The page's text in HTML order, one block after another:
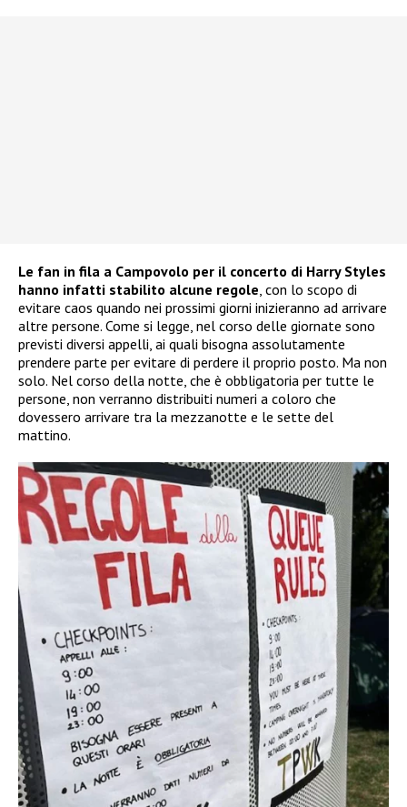
Le fan in fila a Campovolo per il concerto di Harry Styles
hanno infatti stabilito alcune regole, con lo scopo di
evitare caos quando nei prossimi giorni inizieranno ad arrivare
altre persone. Come si legge, nel corso delle giornate sono
previsti diversi appelli, ai quali bisogna assolutamente
prendere parte per evitare di perdere il proprio posto. Ma non
solo. Nel corso della notte, che è obbligatoria per tutte le
persone, non verranno distribuiti numeri a coloro che
dovessero arrivare tra la mezzanotte e le sette del
mattino.